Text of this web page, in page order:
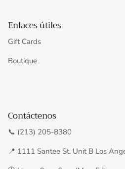
Enlaces útiles
Gift Cards
Boutique
Contáctenos
📞 (213) 205-8380
📍 1111 Santee St. Unit B Los